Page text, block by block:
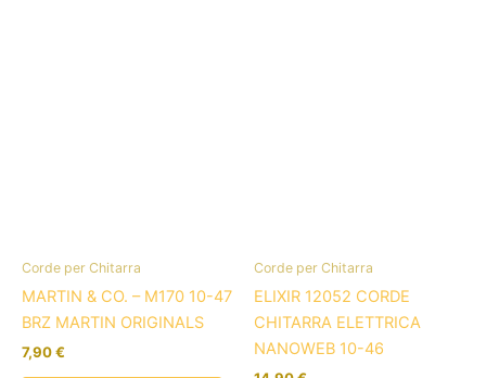
Corde per Chitarra
MARTIN & CO. – M170 10-47
BRZ MARTIN ORIGINALS
7,90€
Corde per Chitarra
ELIXIR 12052 CORDE
CHITARRA ELETTRICA
NANOWEB 10-46